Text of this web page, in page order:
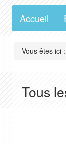
Accueil
Vous êtes ici :
Tous